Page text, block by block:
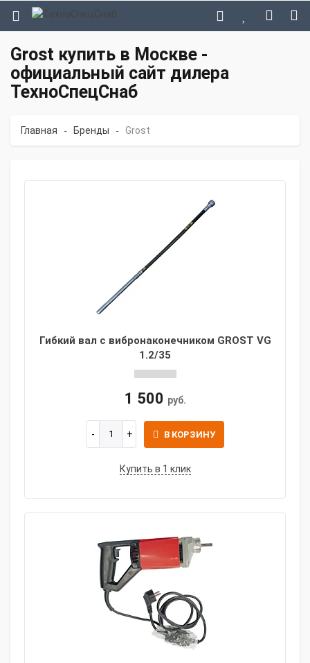
Grost купить в Москве -
официальный сайт дилера
ТехноСпецСнаб
Главная - Бренды - Grost
Гибкий вал с вибронаконечником GROST VG
1.2/35
1 500 руб.
В КОРЗИНУ
Купить в 1 клик